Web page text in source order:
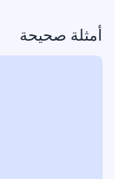
أمثلة صحيحة